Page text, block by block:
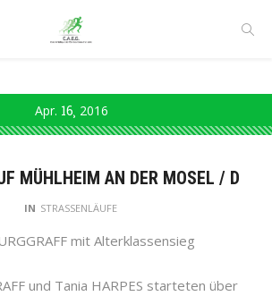
Apr. 16 2016
MÜHLHEIM AN DER MOSEL / D
IN STRASSENLÄUFE
mit Alterklassensieg
und Tania HARPES starteten über